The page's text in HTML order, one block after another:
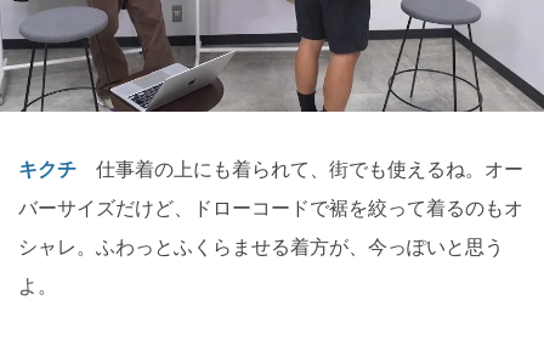
キクチ 仕事着の上にも着られて、街でも使えるね。オー
バーサイズだけど、ドローコードで裾を絞って着るのもオ
シャレ。ふわっとふくらませる着方が、今っぽいと思う
よ。